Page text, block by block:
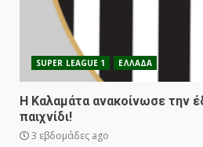
SUPER LEAGUE 1 ΕΛΛΑΔΑ
Η Καλαμάτα ανακοίνωσε την
παιχνίδι!
3 εβδομάδες ago